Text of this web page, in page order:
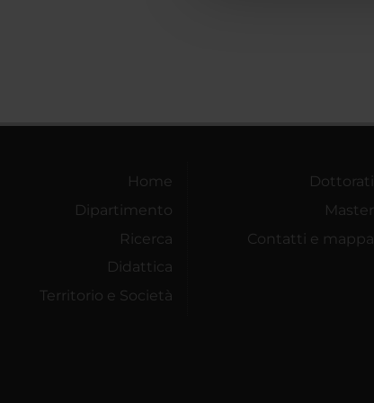
Home
Dipartimento
Ricerca
Didattica
Territorio e Società
Dottorati
Master
Contatti e mappa